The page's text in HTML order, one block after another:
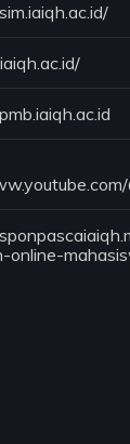
online-